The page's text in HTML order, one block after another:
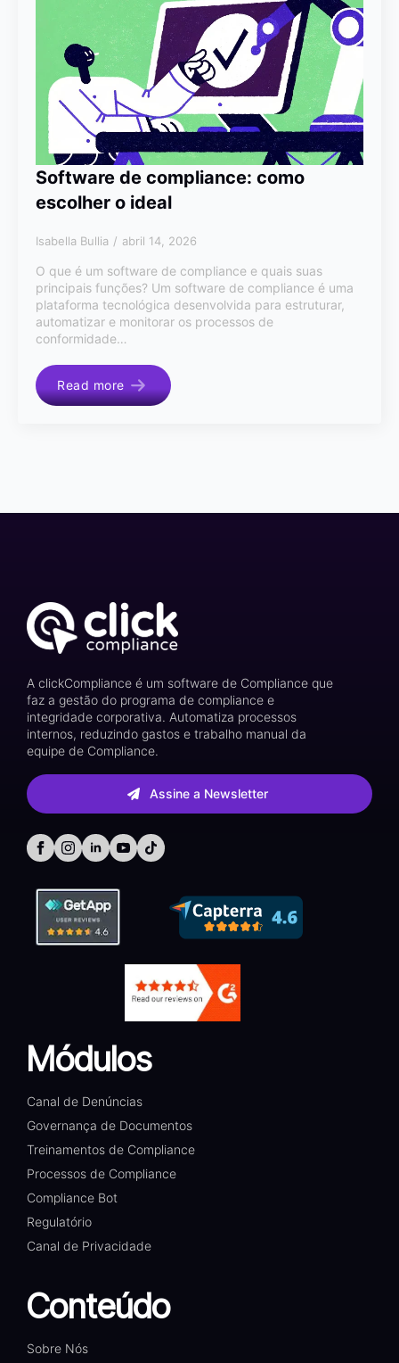
Software de compliance: como
escolher o ideal
Isabella Bullia abril 14, 2026
O que é um software de compliance e quais suas
principais funções? Um software de compliance é uma
plataforma tecnológica desenvolvida para estruturar,
automatizar e monitorar os processos de
conformidade…
Read more
A clickCompliance é um software de Compliance que
faz a gestão do programa de compliance e
integridade corporativa. Automatiza processos
internos, reduzindo gastos e trabalho manual da
equipe de Compliance.
Assine a Newsletter
Módulos
Canal de Denúncias
Governança de Documentos
Treinamentos de Compliance
Processos de Compliance
Compliance Bot
Regulatório
Canal de Privacidade
Conteúdo
Sobre Nós